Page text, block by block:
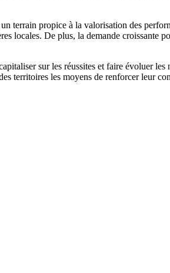
terrain propice à la valorisation des
De plus, la demande croissante
sur les réussites et faire évoluer
territoires les moyens de renforcer leur